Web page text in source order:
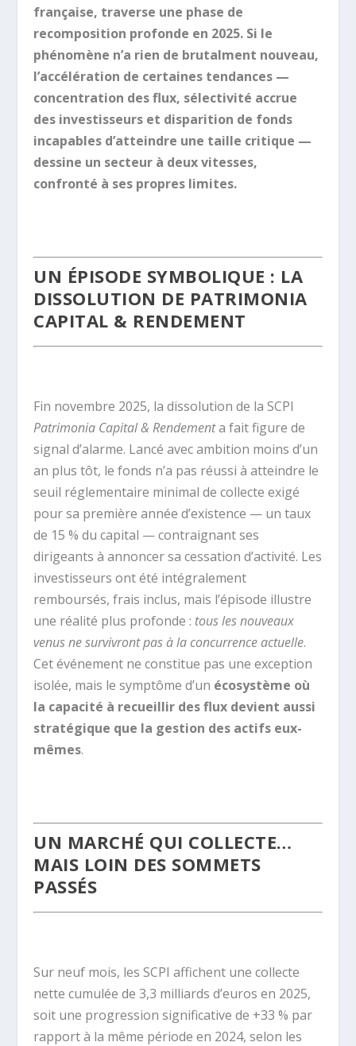
française, traverse une phase de
recomposition profonde en 2025. Si le
phénomène n’a rien de brutalment nouveau,
l’accélération de certaines tendances —
concentration des flux, sélectivité accrue
des investisseurs et disparition de fonds
incapables d’atteindre une taille critique —
dessine un secteur à deux vitesses,
confronté à ses propres limites.
UN ÉPISODE SYMBOLIQUE : LA
DISSOLUTION DE PATRIMONIA
CAPITAL & RENDEMENT
Fin novembre 2025, la dissolution de la SCPI
Patrimonia Capital & Rendementa fait figure de
signal d’alarme. Lancé avec ambition moins d’un
an plus tôt, le fonds n’a pas réussi à atteindre le
seuil réglementaire minimal de collecte exigé
pour sa première année d’existence — un taux
de 15 % du capital — contraignant ses
dirigeants à annoncer sa cessation d’activité. Les
investisseurs ont été intégralement
remboursés, frais inclus, mais l’épisode illustre
une réalité plus profonde : tous les nouveaux
venus ne survivront pas à la concurrence actuelle.
Cet événement ne constitue pas une exception
isolée, mais le symptôme d’un écosystème où
la capacité à recueillir des flux devient aussi
stratégique que la gestion des actifs eux-
mêmes.
UN MARCHÉ QUI COLLECTE…
MAIS LOIN DES SOMMETS
PASSÉS
Sur neuf mois, les SCPI affichent une collecte
nette cumulée de 3,3 milliards d’euros en 2025,
soit une progression significative de +33 % par
rapport à la même période en 2024, selon les